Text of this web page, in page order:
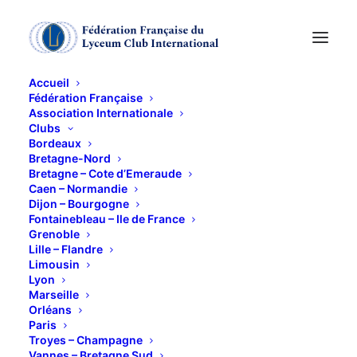
Accueil
Fédération Française
Association Internationale
Clubs
Bordeaux
Bretagne-Nord
Bretagne – Cote d’Emeraude
Caen – Normandie
Dijon – Bourgogne
Fontainebleau – Ile de France
Grenoble
Lille – Flandre
Limousin
Lyon
Marseille
Orléans
Paris
Troyes – Champagne
Conférence de D. de
Malafosse : Leroy
Anderson